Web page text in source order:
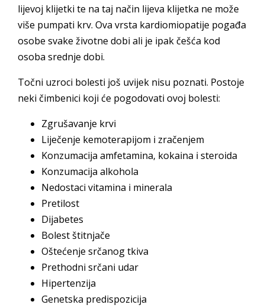
lijevoj klijetki te na taj način lijeva klijetka ne može
više pumpati krv. Ova vrsta kardiomiopatije pogađa
osobe svake životne dobi ali je ipak češća kod
osoba srednje dobi.
Točni uzroci bolesti još uvijek nisu poznati. Postoje
neki čimbenici koji će pogodovati ovoj bolesti:
Zgrušavanje krvi
Liječenje kemoterapijom i zračenjem
Konzumacija amfetamina, kokaina i steroida
Konzumacija alkohola
Nedostaci vitamina i minerala
Pretilost
Dijabetes
Bolest štitnjače
Oštećenje srčanog tkiva
Prethodni srčani udar
Hipertenzija
Genetska predispozicija